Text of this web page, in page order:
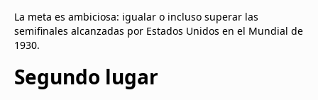
La meta es ambiciosa: igualar o incluso superar las
semifinales alcanzadas por Estados Unidos en el Mundial de
1930.
Segundo lugar